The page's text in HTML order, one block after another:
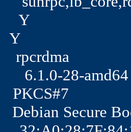
Y
Y
rpcrdma
6.1.0-28-
PKCS#7
Debian Secure